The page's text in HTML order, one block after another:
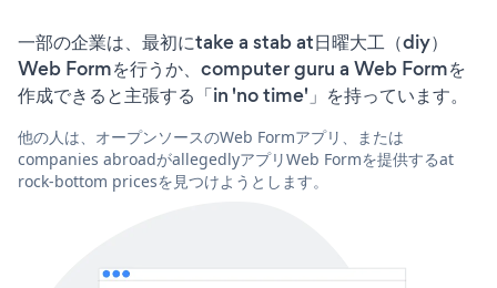
一部の企業は、最初にtake a stab at日曜大工（diy）
Web Formを行うか、computer guru a Web Formを
作成できると主張する「in 'no time'」を持っています。
他の人は、オープンソースのWeb Formアプリ、または
companies abroadがallegedlyアプリWeb Formを提供するat
rock-bottom pricesを見つけようとします。